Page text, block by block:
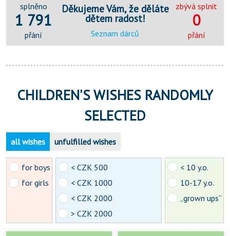
splněno
1 791
přání
Děkujeme Vám, že děláte
dětem radost!
Seznam dárců
zbývá splnit
0
přání
CHILDREN'S WISHES RANDOMLY
SELECTED
all wishes unfulfilled wishes
for boys
for girls
< CZK 500
< CZK 1000
< CZK 2000
> CZK 2000
< 10 y.o.
10-17 y.o.
„grown ups“